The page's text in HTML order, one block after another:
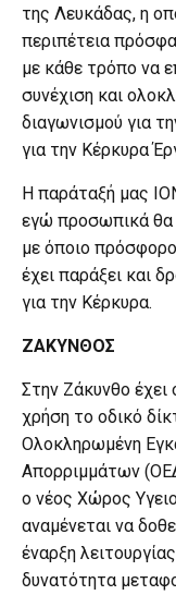
της Λευκάδας, η
περιπέτεια
με κάθε τρόπο να
συνέχιση και
διαγωνισμού για
για την Κέρκυρα
Η παράταξή μας
εγώ προσωπικά θα
με όποιο
έχει παράξει και
για την Κέρκυρα.
ΖΑΚΥΝΘΟΣ
Στην Ζάκυνθο έχει
χρήση το οδικό
Ολοκληρωμένη
Απορριμμάτων
ο νέος Χώρος
αναμένεται να
έναρξη
δυνατότητα